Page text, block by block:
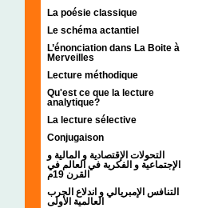
La poésie classique
Le schéma actantiel
L’énonciation dans La Boite à
Merveilles
Lecture méthodique
Qu'est ce que la lecture
analytique?
La lecture sélective
Conjugaison
التحولات الإقتصادية و المالية و
الإجتماعية و الفكرية في العالم في
القرن 19م
التنافس الإمبريالي و اندلاع الحرب
العالمية الأولى